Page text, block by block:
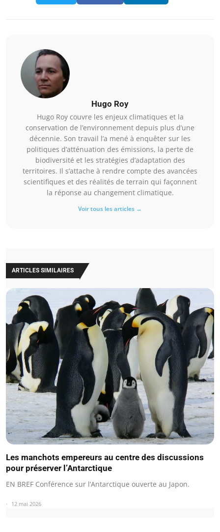
Hugo Roy
Hugo Roy couvre les enjeux climatiques et la
conservation de l’environnement depuis plus d’une
décennie. Son travail l’a mené à enquêter sur les
politiques d’atténuation des émissions, la perte de
biodiversité et les stratégies d’adaptation des
territoires. Il s’attache à rendre compte des avancées
scientifiques et des réalités de terrain qui façonnent
la réponse au changement climatique.
Voir tous les articles →
ARTICLES SIMILAIRES
Les manchots empereurs au centre des discussions
pour préserver l’Antarctique
EN BREF Conférence sur l’Antarctique ouverte au Japon.
12 mai 2026